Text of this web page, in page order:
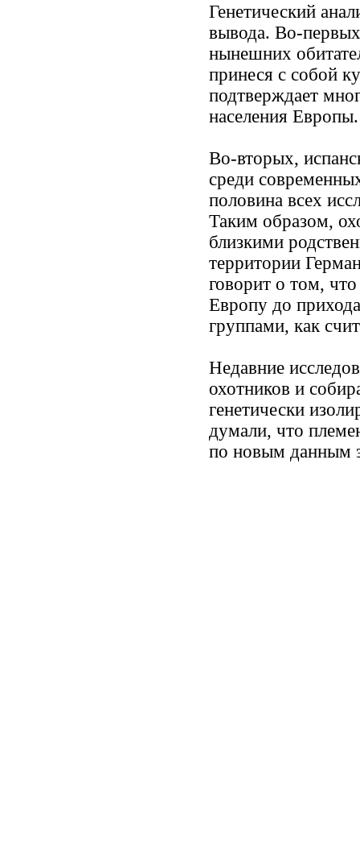
Генетический
вывода. Во-
нынешних
принеся с собой
подтверждает
населения Европы.
Во-вторых,
среди
половина всех
Таким образом,
близкими
территории
говорит о том,
Европу до
группами, как
Недавние
охотников и
генетически
думали, что
по новым данным